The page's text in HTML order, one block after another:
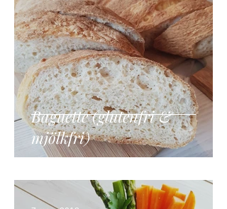
Baguette (glutenfri &
mjölkfri)